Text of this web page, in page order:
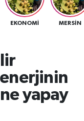
EKONOMI MERSIN
yapay
ve Fikstür